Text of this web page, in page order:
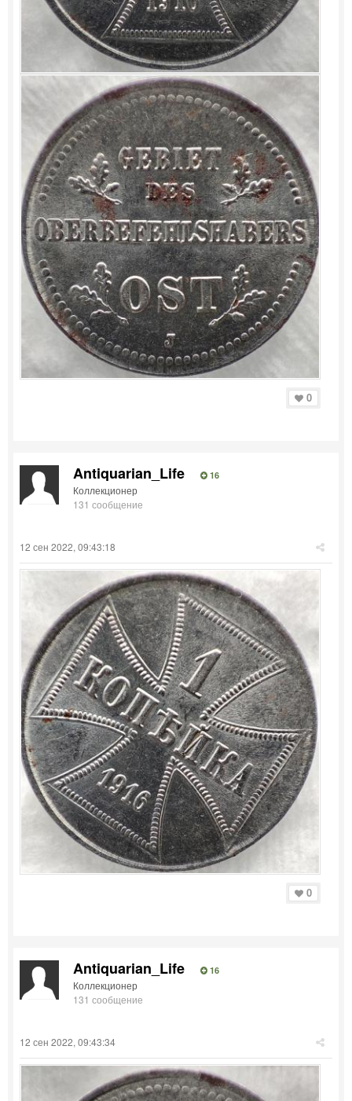
0
Antiquarian_Life 16
Коллекционер
131 сообщение
12 сен 2022, 09:43:18
0
Antiquarian_Life 16
Коллекционер
131 сообщение
12 сен 2022, 09:43:34